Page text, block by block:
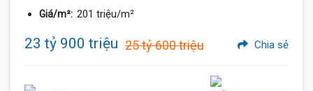
Giá/m²: 201 triệu/m²
23 tỷ 900 triệu 25 tỷ 600 triệu Chia sẻ